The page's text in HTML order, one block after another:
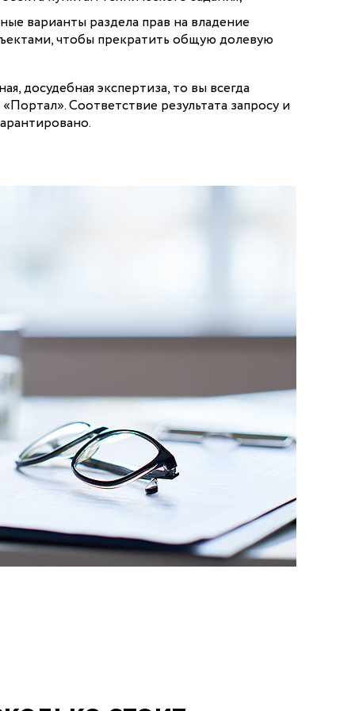
варианты раздела прав на владение
чтобы прекратить общую долевую
досудебная экспертиза, то вы всегда
Соответствие результата запросу и